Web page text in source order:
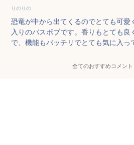
りのりの
恐竜が中から出てくるのでとても可愛
入りのバスボブです。香りもとても
で、機能もバッチリでとても気に入っ
全てのおすすめコメント